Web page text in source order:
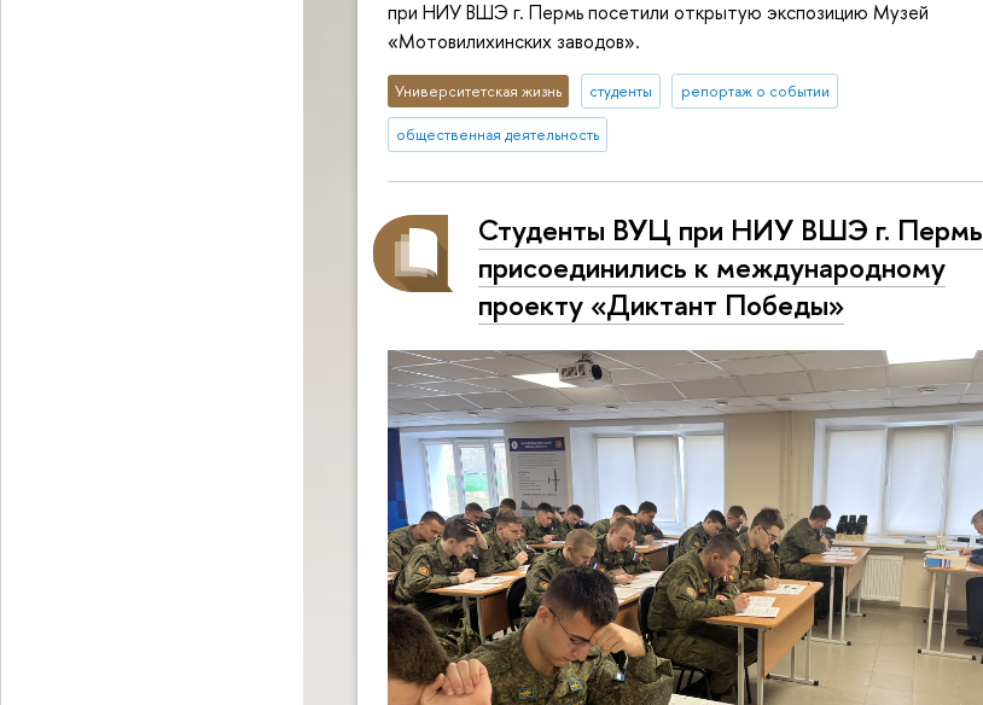
при НИУ ВШЭ г. Пермь посетили открытую экспозицию Музей
«Мотовилихинских заводов».
Университетская жизнь студенты репортаж о событии
общественная деятельность
Студенты ВУЦ при НИУ ВШЭ г. Пермь
присоединились к международному
проекту «Диктант Победы»